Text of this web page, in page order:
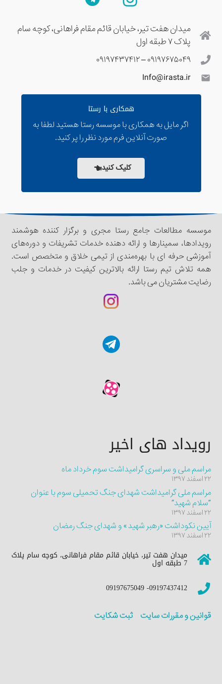
میدان هفت تیر، خیابان قائم مقام فراهانی، کوچه سام
پلاک ۷ طبقه اول
۰۹۱۹۷۶۷۵۰۴۹ – ۰۹۱۹۷۴۳۷۴۱۲
mail
Info@irasta.ir
همکاری با رستا
اگر مایل به همکاری با موسسه رستا هستید لطفا به
صورت آنلاین فرم مورد نظر را پر کنید.
کلیک کنید
موسسه مطالعات جامع رستا مجری و برگزار کننده هوشمند
رویدادها، سمینار‌‌ها و ارائه دهنده خدمات تشریفات و دوره‌های
آموزشی حرفه ای با بهره‌مندی از تیمی خلاق و متخصص است.
همه تلاش تیم رستا ارائه بالاترین کیفیت در خدمات و جلب
رضایت مشتریان می باشد.
رویداد های اخیر
مراسم ملی و سراسری گرامیداشت سوم خرداد ماه
۲۲ اسفند ۱۳۹۷
مراسم ملی گرامیداشت شهدای جنگ تحمیلی سوم با عنوان
“سلام شهید”
۲۲ اسفند ۱۳۹۷
آیین نکوداشت «رهبر شهید» و شهدای جنگ رمضان
۲۲ اسفند ۱۳۹۷
میدان هفت تیر، خیابان قائم مقام فراهانی، کوچه سام پلاک
7 طبقه اول
09197437412- 09197675049
قوانین و مقررات سایت ثبت شکایت